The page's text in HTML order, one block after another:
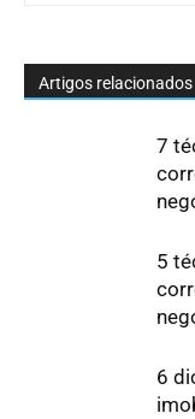
Artigos relacionados
7
5
6